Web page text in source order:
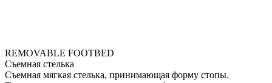
REMOVABLE FOOTBED
Съемная стелька
Съемная мягкая стелька, принимающая форму стопы.